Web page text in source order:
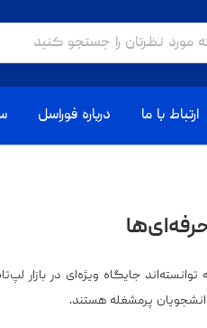
ارتباط با ما درباره فوراسل
جایگاه ویژه‌ای در بازار
پرمشغله هستند.